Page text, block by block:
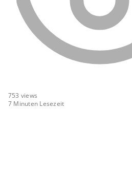
753 views
7 Minuten Lesezeit